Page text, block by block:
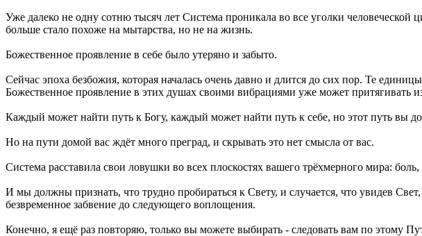
Уже далеко не одну сотню тысяч лет Система проникала во все уголки
больше стало похоже на мытарства, но не на жизнь.
Божественное проявление в себе было утеряно и забыто.
Сейчас эпоха безбожия, которая началась очень давно и длится до сих пор. Те
Божественное проявление в этих душах своими вибрациями уже может притягивать
Каждый может найти путь к Богу, каждый может найти путь к себе, но этот путь вы
Но на пути домой вас ждёт много преград, и скрывать это нет смысла от вас.
Система расставила свои ловушки во всех плоскостях вашего трёхмерного мира:
И мы должны признать, что трудно пробираться к Свету, и случается, что увидев
безвременное забвение до следующего воплощения.
Конечно, я ещё раз повторяю, только вы можете выбирать - следовать вам по